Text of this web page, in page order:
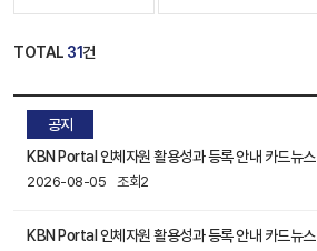
TOTAL 31건
공지
KBN Portal 인체자원 활용성과 등록 안내 카드뉴스
2026-08-05 조회2
KBN Portal 인체자원 활용성과 등록 안내 카드뉴스